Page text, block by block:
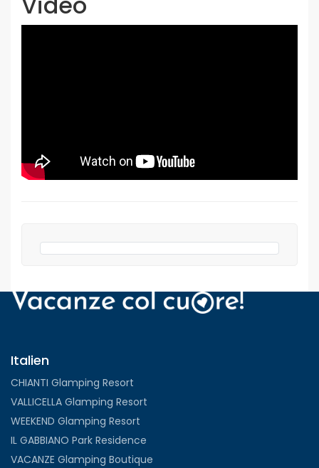
Italien
CHIANTI Glamping Resort
VALLICELLA Glamping Resort
WEEKEND Glamping Resort
IL GABBIANO Park Residence
VACANZE Glamping Boutique